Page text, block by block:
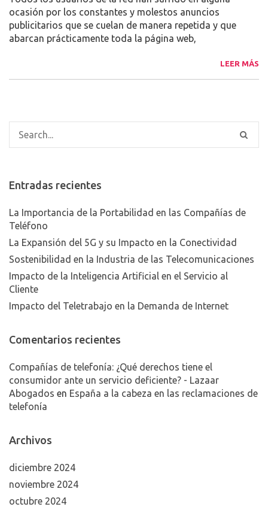
ocasión por los constantes y molestos anuncios
publicitarios que se cuelan de manera repetida y que
abarcan prácticamente toda la página web,
LEER MÁS
Entradas recientes
La Importancia de la Portabilidad en las Compañías de
Teléfono
La Expansión del 5G y su Impacto en la Conectividad
Sostenibilidad en la Industria de las Telecomunicaciones
Impacto de la Inteligencia Artificial en el Servicio al
Cliente
Impacto del Teletrabajo en la Demanda de Internet
Comentarios recientes
Compañías de telefonía: ¿Qué derechos tiene el
consumidor ante un servicio deficiente? - Lazaar
Abogados en España a la cabeza en las reclamaciones de
telefonía
Archivos
diciembre 2024
noviembre 2024
octubre 2024